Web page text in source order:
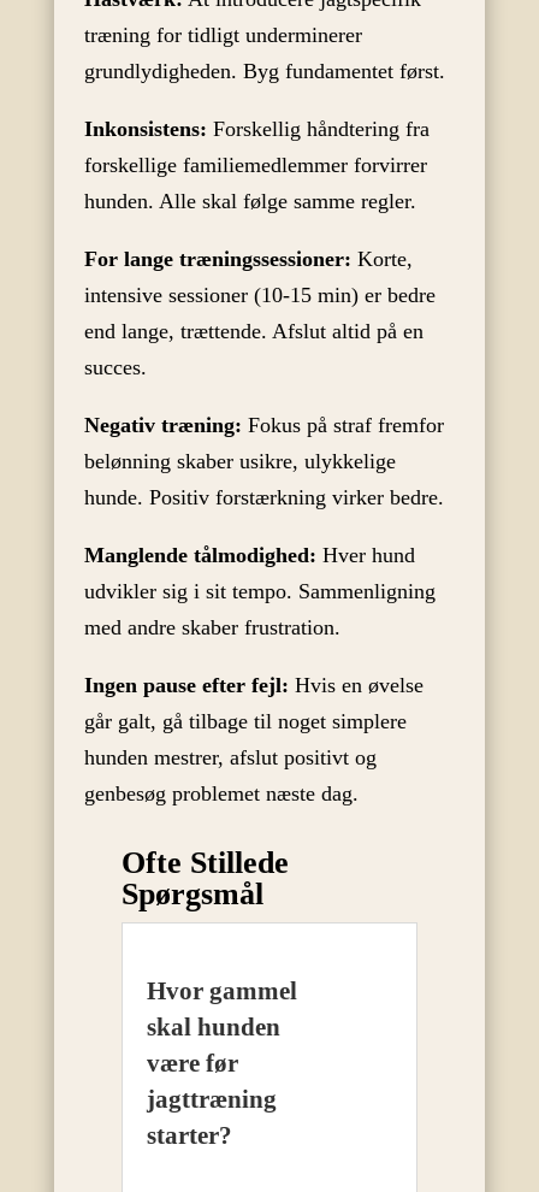
træning for tidligt underminerer
grundlydigheden. Byg fundamentet først.
Inkonsistens: Forskellig håndtering fra
forskellige familiemedlemmer forvirrer
hunden. Alle skal følge samme regler.
For lange træningssessioner: Korte,
intensive sessioner (10-15 min) er bedre
end lange, trættende. Afslut altid på en
succes.
Negativ træning: Fokus på straf fremfor
belønning skaber usikre, ulykkelige
hunde. Positiv forstærkning virker bedre.
Manglende tålmodighed: Hver hund
udvikler sig i sit tempo. Sammenligning
med andre skaber frustration.
Ingen pause efter fejl: Hvis en øvelse
går galt, gå tilbage til noget simplere
hunden mestrer, afslut positivt og
genbesøg problemet næste dag.
Ofte Stillede
Spørgsmål
Hvor gammel
skal hunden
være før
jagttræning
starter?